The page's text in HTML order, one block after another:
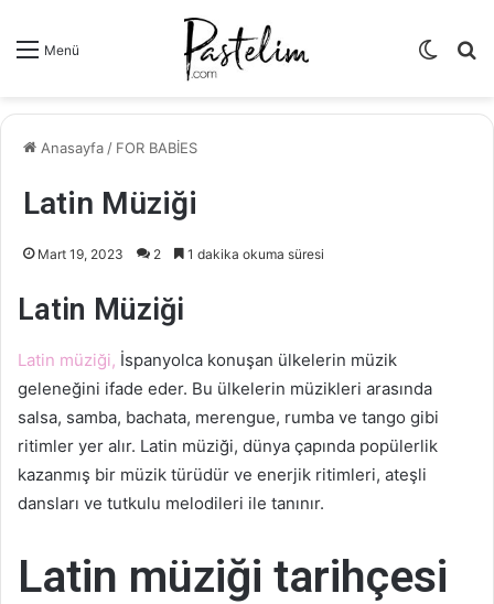
Menü
...
Dış
Anasayfa / FOR BABİES
Latin Müziği
Mart 19, 2023 2 1 dakika okuma süresi
Latin Müziği
Latin müziği, İspanyolca konuşan ülkelerin müzik
geleneğini ifade eder. Bu ülkelerin müzikleri arasında
salsa, samba, bachata, merengue, rumba ve tango gibi
ritimler yer alır. Latin müziği, dünya çapında popülerlik
kazanmış bir müzik türüdür ve enerjik ritimleri, ateşli
dansları ve tutkulu melodileri ile tanınır.
Latin müziği tarihçesi